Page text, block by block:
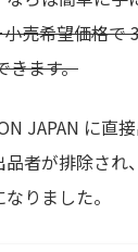
売希望価格で
きます。
JAPAN に直
者が排除され
りました。